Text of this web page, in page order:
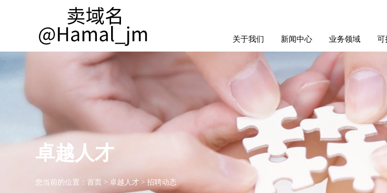
关于我们
集团介绍
全球布局
发展历程
资源资质
联系我们
新闻中心
yabo.com腾冲玉
都旅行社有限责
任公司新闻
业务领域
智能电网
智慧能源
智慧城市
可
卓越人才
您当前的位置： 首页 > 卓越人才 > 招聘动态